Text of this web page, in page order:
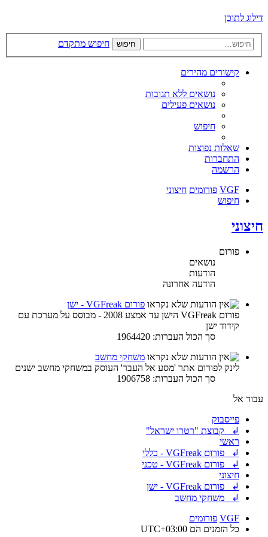
דילוג לתוכן
חיפוש חיפוש מתקדם
קישורים מהירים
נושאים ללא תגובות
נושאים פעילים
חיפוש
שאלות נפוצות
התחברות
הרשמה
VGF פורומים חיצוני
חיפוש
חיצוני
פורום
נושאים
הודעות
הודעה אחרונה
פורום VGFreak - ישן
פורום VGFreak הישן עד אמצע 2008 - מבוסס על מערכת עם
קידוד ישן
סך הכול העברות: 1964420
משחקי מחשב
לינק לפורום אתר 'מסע אל העבר' העוסק במשחקי מחשב ישנים
סך הכול העברות: 1906758
עבור אל
פייסבוק
↲ קבוצת "רטרו ישראל"
ראשי
↲ פורום VGFreak - כללי
↲ פורום VGFreak - טכני
חיצוני
↲ פורום VGFreak - ישן
↲ משחקי מחשב
VGF פורומים
כל הזמנים הם UTC+03:00